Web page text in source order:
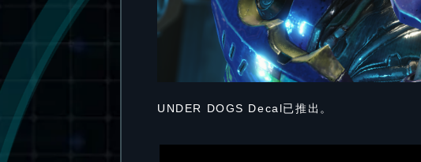
UNDER DOGS Decal已推出。